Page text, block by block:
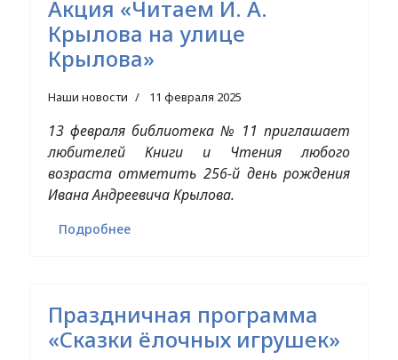
Акция «Читаем И. А.
Крылова на улице
Крылова»
Наши новости 11 февраля 2025
13 февраля библиотека № 11 приглашает
любителей Книги и Чтения любого
возраста отметить 256-й день рождения
Ивана Андреевича Крылова.
Подробнее
Праздничная программа
«Сказки ёлочных игрушек»